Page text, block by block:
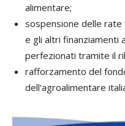
alimentare;
sospensione delle
e gli altri finanziamenti
perfezionati tramite il
rafforzamento del
dell'agroalimentare